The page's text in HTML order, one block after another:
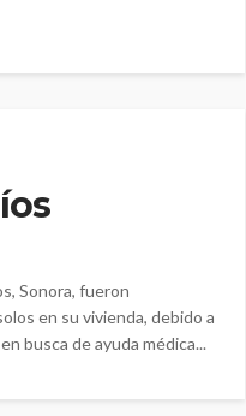
Sonora, fueron
en su vivienda, debido a
busca de ayuda médica...